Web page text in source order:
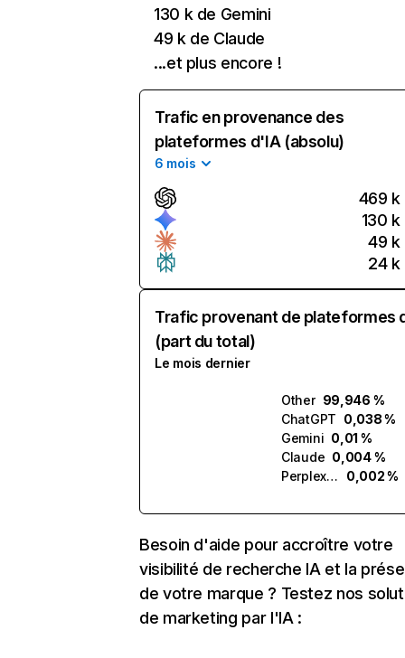
130 k de Gemini
49 k de Claude
...et plus encore !
Trafic en provenance des
plateformes d'IA (absolu)
6 mois
469 k
130 k
49 k
24 k
Trafic provenant de plateformes
(part du total)
Le mois dernier
Other 99,946 %
ChatGPT 0,038 %
Gemini 0,01 %
Claude 0,004 %
Perplexity
0,002 %
Besoin d'aide pour accroître votre
visibilité de recherche IA et la
de votre marque ? Testez nos
de marketing par l'IA :